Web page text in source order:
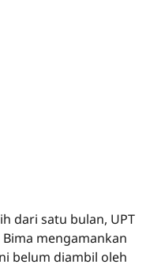
dari satu bulan, UPT
mengamankan
belum diambil oleh